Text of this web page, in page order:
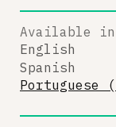
Available in
English
Spanish
Portuguese